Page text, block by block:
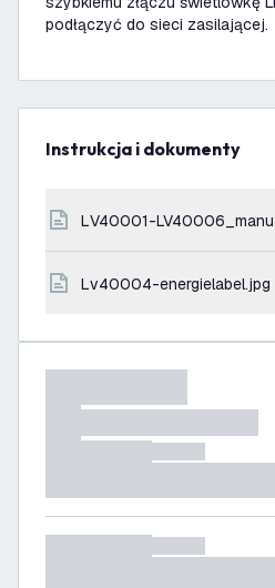
podłączyć do sieci zasilającej.
Instrukcja i dokumenty
LV40001-
lv40004-energielabel.jpg